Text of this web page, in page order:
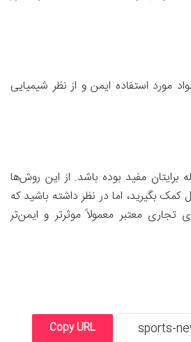
مورد استفاده ایمن و از نظر شیمیایی
برایتان مفید بوده باشد. از این روش‌ها
کمک بگیرید، اما در نظر داشته باشید که
تجاری معتبر معمولاً موثرتر و ایمن‌تر
Copy URL